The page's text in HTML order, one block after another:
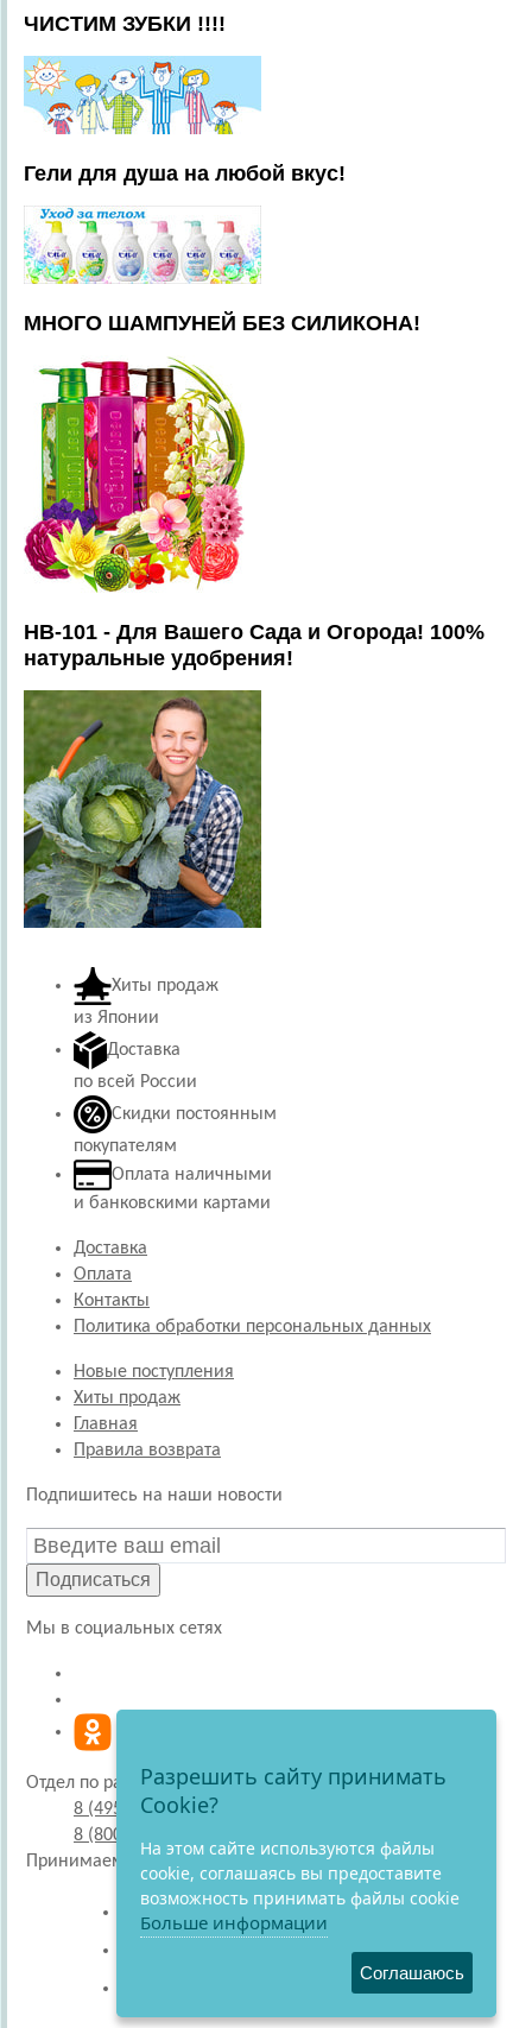
ЧИСТИМ ЗУБКИ !!!!
Гели для душа на любой вкус!
МНОГО ШАМПУНЕЙ БЕЗ СИЛИКОНА!
HB-101 - Для Вашего Сада и Огорода! 100%
натуральные удобрения!
Хиты продаж
из Японии
Доставка
по всей России
Скидки постоянным
покупателям
Оплата наличными
и банковскими картами
Доставка
Оплата
Контакты
Политика обработки персональных данных
Новые поступления
Хиты продаж
Главная
Правила возврата
Подпишитесь на наши новости
Подписаться
Мы в социальных сетях
Отдел по работе с покупателями
8 (495) 220-51-30
8 (800) 707-27-19
Принимаем к оплате
Разрешить сайту принимать
Cookie?
На этом сайте используются файлы
cookie, соглашаясь вы предоставите
возможность принимать файлы cookie
Больше информации
Соглашаюсь